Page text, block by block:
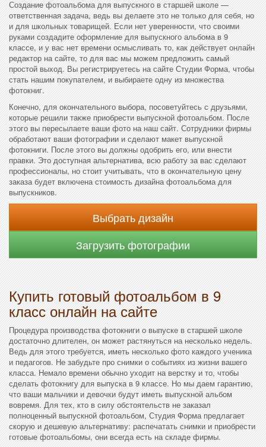
Создание фотоальбома для выпускного в старшей школе —
ответственная задача, ведь вы делаете это не только для себя, но
и для школьных товарищей. Если нет уверенности, что своими
руками создадите оформление для выпускного альбома в 9
классе, и у вас нет времени осмысливать то, как действует онлайн
редактор на сайте, то для вас мы можем предложить самый
простой выход. Вы регистрируетесь на сайте Студии Форма, чтобы
стать нашим покупателем, и выбираете одну из множества
фотокниг.
Конечно, для окончательного выбора, посоветуйтесь с друзьями,
которые решили также приобрести выпускной фотоальбом. После
этого вы пересылаете ваши фото на наш сайт. Сотрудники фирмы
обработают ваши фотографии и сделают макет выпускной
фотокниги. После этого вы должны одобрить его, или внести
правки. Это доступная альтернатива, всю работу за вас сделают
профессионалы, но стоит учитывать, что в окончательную цену
заказа будет включена стоимость дизайна фотоальбома для
выпускников.
Выбрать дизайн
Загрузить фотографии
Купить готовый фотоальбом в 9
класс онлайн на сайте
Процедура производства фотокниги о выпуске в старшей школе
достаточно длителен, он может растянуться на несколько недель.
Ведь для этого требуется, иметь несколько фото каждого ученика
и педагогов. Не забудьте про снимки о событиях из жизни вашего
класса. Немало времени обычно уходит на верстку и то, чтобы
сделать фотокнигу для выпуска в 9 классе. Но мы даем гарантию,
что ваши мальчики и девочки будут иметь выпускной альбом
вовремя. Для тех, кто в силу обстоятельств не заказал
полноценный выпускной фотоальбом, Студия Форма предлагает
скорую и дешевую альтернативу: распечатать снимки и приобрести
готовые фотоальбомы, они всегда есть на складе фирмы.